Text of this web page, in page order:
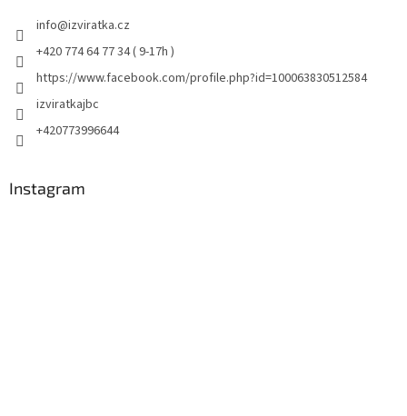
info@izviratka.cz
+420 774 64 77 34 ( 9-17h )
https://www.facebook.com/profile.php?id=100063830512584
izviratkajbc
+420773996644
Instagram